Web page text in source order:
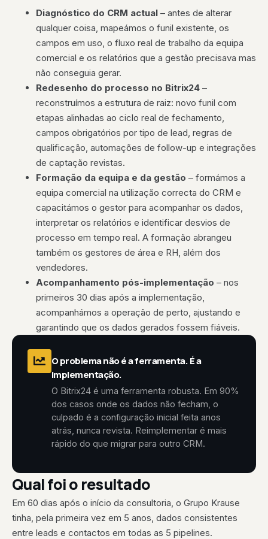
Diagnóstico do CRM actual – antes de alterar
qualquer coisa, mapeámos o funil existente, os
campos em uso, o fluxo real de trabalho da equipa
comercial e os relatórios que a gestão precisava mas
não conseguia gerar.
Redesenho do processo no Bitrix24 –
reconstruímos a estrutura de raiz: novo funil com
etapas alinhadas ao ciclo real de fechamento,
campos obrigatórios por tipo de lead, regras de
qualificação, automações de follow-up e integrações
de captação revistas.
Formação da equipa e da gestão – formámos a
equipa comercial na utilização correcta do CRM e
capacitámos o gestor para acompanhar os dados,
interpretar os relatórios e identificar desvios de
processo em tempo real. A formação abrangeu
também os gestores de área e RH, além dos
vendedores.
Acompanhamento pós-implementação – nos
primeiros 30 dias após a implementação,
acompanhámos a operação de perto, ajustando e
garantindo que os dados gerados fossem fiáveis.
O problema não é a ferramenta. É a
implementação.
O Bitrix24 é uma ferramenta robusta. Em 90%
dos casos onde os dados não fecham, o
culpado é a configuração inicial feita anos
atrás, nunca revista. Reimplementar é mais
rápido do que migrar para outro CRM.
Qual foi o resultado
Em 60 dias após o início da consultoria, o Grupo Krause
tinha, pela primeira vez em 5 anos, dados consistentes
entre leads e contactos em todas as 5 pipelines.